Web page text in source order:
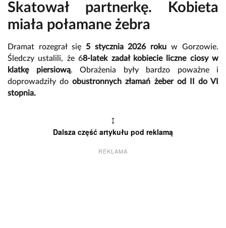
Skatował partnerkę. Kobieta
miała połamane żebra
Dramat rozegrał się 5 stycznia 2026 roku w Gorzowie.
Śledczy ustalili, że 68-latek zadał kobiecie liczne ciosy w
klatkę piersiową. Obrażenia były bardzo poważne i
doprowadziły doobustronnych złamań żeber od II do VI
stopnia.
↕
Dalsza część artykułu pod reklamą
REKLAMA